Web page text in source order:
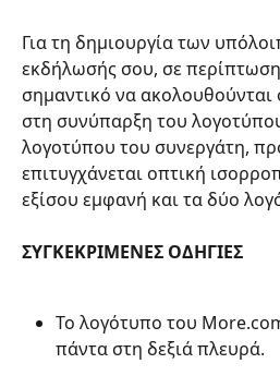
Για τη δημιουργία των
εκδήλωσής σου, σε περίπτωση
σημαντικό να
στη συνύπαρξη του
λογοτύπου του συνεργάτη,
επιτυγχάνεται οπτική
εξίσου εμφανή και τα δύο
ΣΥΓΚΕΚΡΙΜΕΝΕΣ ΟΔΗΓΙΕΣ
Το λογότυπο του
πάντα στη δεξιά πλευρά.